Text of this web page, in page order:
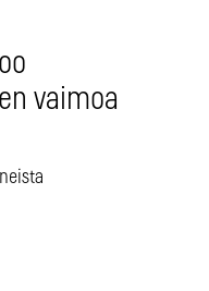
vaimoa